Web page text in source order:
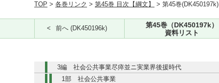
TOP > 各巻リンク > 第45巻 目次【綱文】 > 第45巻
前へ (DK450196k)
第45巻（DK450197k）
資料リスト
3編 社会公共事業尽瘁並ニ実業界後援時代
1部 社会公共事業